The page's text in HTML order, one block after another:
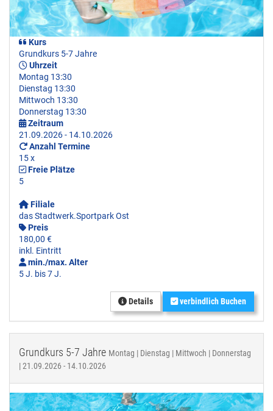
Kurs
Grundkurs 5-7 Jahre
Uhrzeit
Montag 13:30
Dienstag 13:30
Mittwoch 13:30
Donnerstag 13:30
Zeitraum
21.09.2026 - 14.10.2026
Anzahl Termine
15 x
Freie Plätze
5
Filiale
das Stadtwerk.Sportpark Ost
Preis
180,00 €
inkl. Eintritt
min./max. Alter
5 J. bis 7 J.
Details verbindlich Buchen
Grundkurs 5-7 Jahre Montag | Dienstag | Mittwoch | Donnerstag
| 21.09.2026 - 14.10.2026